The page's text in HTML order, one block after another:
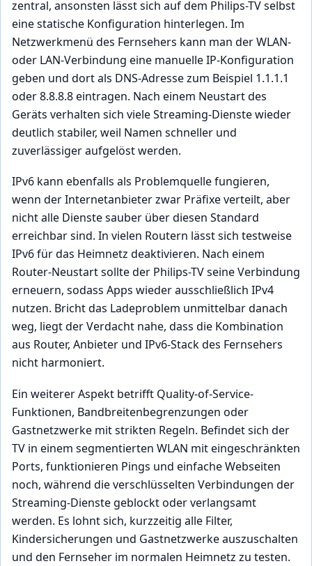
zentral, ansonsten lässt sich auf dem Philips-TV selbst
eine statische Konfiguration hinterlegen. Im
Netzwerkmenü des Fernsehers kann man der WLAN-
oder LAN-Verbindung eine manuelle IP-Konfiguration
geben und dort als DNS-Adresse zum Beispiel 1.1.1.1
oder 8.8.8.8 eintragen. Nach einem Neustart des
Geräts verhalten sich viele Streaming-Dienste wieder
deutlich stabiler, weil Namen schneller und
zuverlässiger aufgelöst werden.
IPv6 kann ebenfalls als Problemquelle fungieren,
wenn der Internetanbieter zwar Präfixe verteilt, aber
nicht alle Dienste sauber über diesen Standard
erreichbar sind. In vielen Routern lässt sich testweise
IPv6 für das Heimnetz deaktivieren. Nach einem
Router-Neustart sollte der Philips-TV seine Verbindung
erneuern, sodass Apps wieder ausschließlich IPv4
nutzen. Bricht das Ladeproblem unmittelbar danach
weg, liegt der Verdacht nahe, dass die Kombination
aus Router, Anbieter und IPv6-Stack des Fernsehers
nicht harmoniert.
Ein weiterer Aspekt betrifft Quality-of-Service-
Funktionen, Bandbreitenbegrenzungen oder
Gastnetzwerke mit strikten Regeln. Befindet sich der
TV in einem segmentierten WLAN mit eingeschränkten
Ports, funktionieren Pings und einfache Webseiten
noch, während die verschlüsselten Verbindungen der
Streaming-Dienste geblockt oder verlangsamt
werden. Es lohnt sich, kurzzeitig alle Filter,
Kindersicherungen und Gastnetzwerke auszuschalten
und den Fernseher im normalen Heimnetz zu testen.